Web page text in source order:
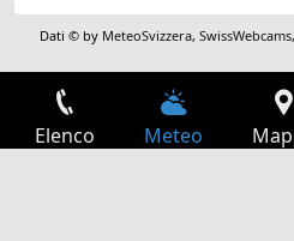
Dati © by MeteoSvizzera,SwissWebcams
Elenco Meteo